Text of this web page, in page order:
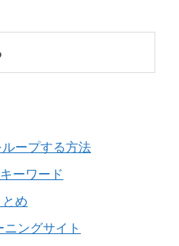
ープする方法
ーワード
め
ニングサイト